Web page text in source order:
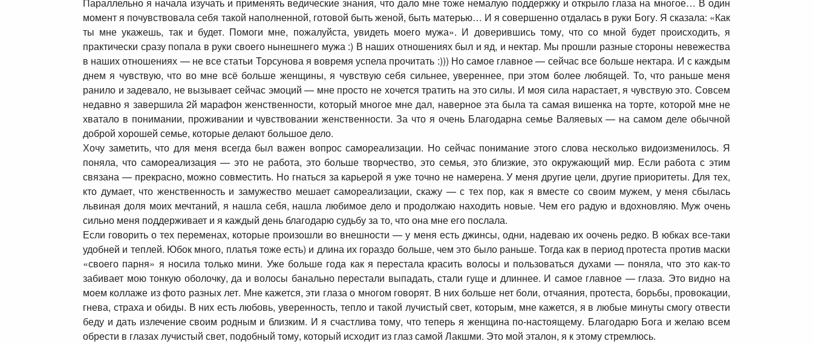
момент я почувствовала себя такой наполненной, готовой быть женой, быть матерью… И я совершенно отдалась в руки Богу. Я сказала: «Как
ты мне укажешь, так и будет. Помоги мне, пожалуйста, увидеть моего мужа». И доверившись тому, что со мной будет происходить, я
практически сразу попала в руки своего нынешнего мужа :) В наших отношениях был и яд, и нектар. Мы прошли разные стороны невежества
в наших отношениях — не все статьи Торсунова я вовремя успела прочитать :))) Но самое главное — сейчас все больше нектара. И с каждым
днем я чувствую, что во мне всё больше женщины, я чувствую себя сильнее, увереннее, при этом более любящей. То, что раньше меня
ранило и задевало, не вызывает сейчас эмоций — мне просто не хочется тратить на это силы. И моя сила нарастает, я чувствую это. Совсем
недавно я завершила 2й марафон женственности, который многое мне дал, наверное эта была та самая вишенка на торте, которой мне не
хватало в понимании, проживании и чувствовании женственности. За что я очень Благодарна семье Валяевых — на самом деле обычной
доброй хорошей семье, которые делают большое дело.
Хочу заметить, что для меня всегда был важен вопрос самореализации. Но сейчас понимание этого слова несколько видоизменилось. Я
поняла, что самореализация — это не работа, это больше творчество, это семья, это близкие, это окружающий мир. Если работа с этим
связана — прекрасно, можно совместить. Но гнаться за карьерой я уже точно не намерена. У меня другие цели, другие приоритеты. Для тех,
кто думает, что женственность и замужество мешает самореализации, скажу — с тех пор, как я вместе со своим мужем, у меня сбылась
львиная доля моих мечтаний, я нашла себя, нашла любимое дело и продолжаю находить новые. Чем его радую и вдохновляю. Муж очень
сильно меня поддерживает и я каждый день благодарю судьбу за то, что она мне его послала.
Если говорить о тех переменах, которые произошли во внешности — у меня есть джинсы, одни, надеваю их оочень редко. В юбках все-таки
удобней и теплей. Юбок много, платья тоже есть) и длина их гораздо больше, чем это было раньше. Тогда как в период протеста против маски
«своего парня» я носила только мини. Уже больше года как я перестала красить волосы и пользоваться духами — поняла, что это как-то
забивает мою тонкую оболочку, да и волосы банально перестали выпадать, стали гуще и длиннее. И самое главное — глаза. Это видно на
моем коллаже из фото разных лет. Мне кажется, эти глаза о многом говорят. В них больше нет боли, отчаяния, протеста, борьбы, провокации,
гнева, страха и обиды. В них есть любовь, уверенность, тепло и такой лучистый свет, которым, мне кажется, я в любые минуты смогу отвести
беду и дать излечение своим родным и близким. И я счастлива тому, что теперь я женщина по-настоящему. Благодарю Бога и желаю всем
обрести в глазах лучистый свет, подобный тому, который исходит из глаз самой Лакшми. Это мой эталон, я к этому стремлюсь.